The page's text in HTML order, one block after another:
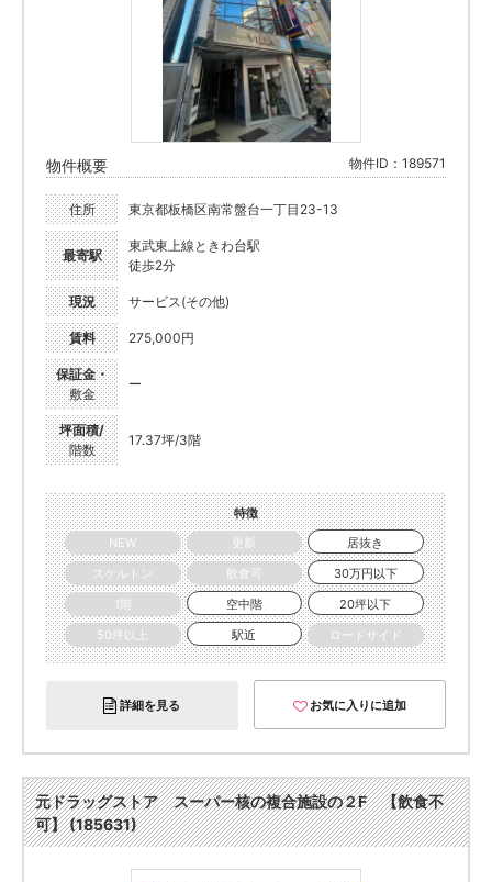
物件概要 物件ID：189571
住所 東京都板橋区南常盤台一丁目23-13
最寄駅
東武東上線ときわ台駅
徒歩2分
現況 サービス(その他)
賃料 275,000円
保証金・
敷金
ー
坪面積/
階数
17.37坪/3階
特徴
NEW
更新
居抜き
スケルトン
飲食可
30万円以下
1階
空中階
20坪以下
50坪以上
駅近 ロードサイド
詳細を見る お気に入りに追加
元ドラッグストア スーパー核の複合施設の２F 【飲食不
可】 (185631)